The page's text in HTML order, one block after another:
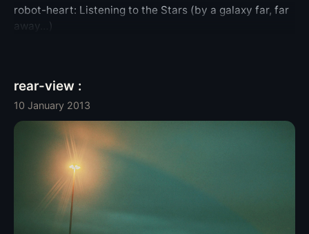
robot-heart: Listening to the Stars (by a galaxy far, far
away…)
rear-view :
10 January 2013